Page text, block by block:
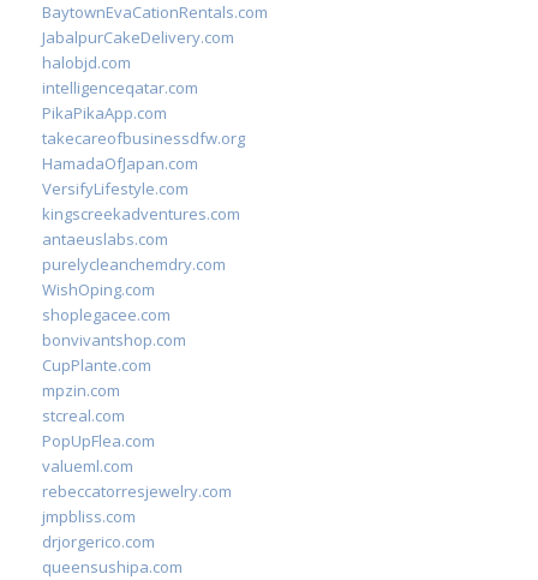
BaytownEvaCationRentals.com
JabalpurCakeDelivery.com
halobjd.com
intelligenceqatar.com
PikaPikaApp.com
takecareofbusinessdfw.org
HamadaOfJapan.com
VersifyLifestyle.com
kingscreekadventures.com
antaeuslabs.com
purelycleanchemdry.com
WishOping.com
shoplegacee.com
bonvivantshop.com
CupPlante.com
mpzin.com
stcreal.com
PopUpFlea.com
valueml.com
rebeccatorresjewelry.com
jmpbliss.com
drjorgerico.com
queensushipa.com